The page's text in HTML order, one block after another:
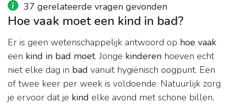
37 gerelateerde vragen gevonden
Hoe vaak moet een kind in bad?
Er is geen wetenschappelijk antwoord op hoe vaak
een kind in bad moet. Jonge kinderen hoeven echt
niet elke dag in bad vanuit hygiënisch oogpunt. Een
of twee keer per week is voldoende. Natuurlijk zorg
je ervoor dat je kind elke avond met schone billen,